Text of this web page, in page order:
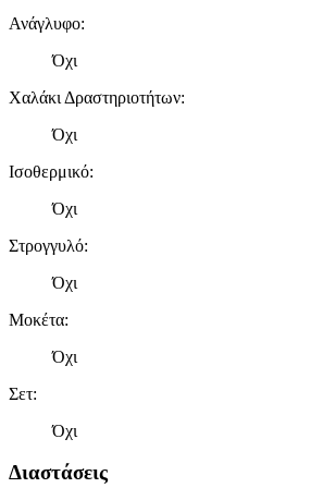
Ανάγλυφο:
Όχι
Χαλάκι Δραστηριοτήτων:
Όχι
Ισοθερμικό:
Όχι
Στρογγυλό:
Όχι
Μοκέτα:
Όχι
Σετ:
Όχι
Διαστάσεις